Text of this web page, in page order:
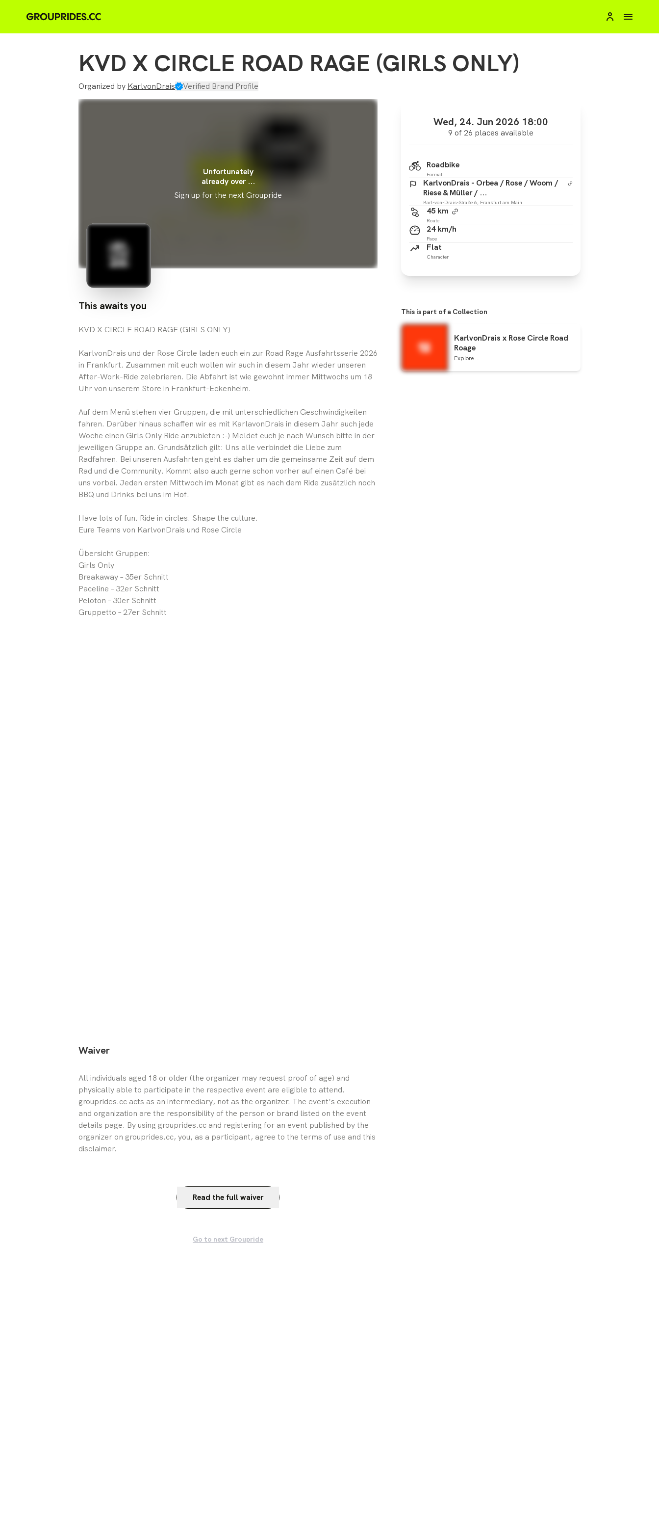
KVD X CIRCLE ROAD RAGE (GIRLS ONLY)
Organized by KarlvonDrais Verified Brand Profile
Unfortunately
already over ...
Sign up for the next Groupride
This awaits you
KVD X CIRCLE ROAD RAGE (GIRLS ONLY)
KarlvonDrais und der Rose Circle laden euch ein zur Road Rage Ausfahrtsserie 2026
in Frankfurt. Zusammen mit euch wollen wir auch in diesem Jahr wieder unseren
After-Work-Ride zelebrieren. Die Abfahrt ist wie gewohnt immer Mittwochs um 18
Uhr von unserem Store in Frankfurt-Eckenheim.
Auf dem Menü stehen vier Gruppen, die mit unterschiedlichen Geschwindigkeiten
fahren. Darüber hinaus schaffen wir es mit KarlavonDrais in diesem Jahr auch jede
Woche einen Girls Only Ride anzubieten :-) Meldet euch je nach Wunsch bitte in der
jeweiligen Gruppe an. Grundsätzlich gilt: Uns alle verbindet die Liebe zum
Radfahren. Bei unseren Ausfahrten geht es daher um die gemeinsame Zeit auf dem
Rad und die Community. Kommt also auch gerne schon vorher auf einen Café bei
uns vorbei. Jeden ersten Mittwoch im Monat gibt es nach dem Ride zusätzlich noch
BBQ und Drinks bei uns im Hof.
Have lots of fun. Ride in circles. Shape the culture.
Eure Teams von KarlvonDrais und Rose Circle
Übersicht Gruppen:
Girls Only
Breakaway – 35er Schnitt
Paceline – 32er Schnitt
Peloton – 30er Schnitt
Gruppetto – 27er Schnitt
Waiver
All individuals aged 18 or older (the organizer may request proof of age) and
physically able to participate in the respective event are eligible to attend.
grouprides.cc acts as an intermediary, not as the organizer. The event’s execution
and organization are the responsibility of the person or brand listed on the event
details page. By using grouprides.cc and registering for an event published by the
organizer on grouprides.cc, you, as a participant, agree to the terms of use and this
disclaimer.
Read the full waiver
Go to next Groupride
Wed, 24. Jun 2026 18:00
9 of 26 places available
Roadbike
Format
KarlvonDrais - Orbea / Rose / Woom /
Riese & Müller / ...
Karl-von-Drais-Straße 6, Frankfurt am Main
45 km
Route
24 km/h
Pace
Flat
Character
This is part of a Collection
KarlvonDrais x Rose Circle Road
Roage
Explore ...